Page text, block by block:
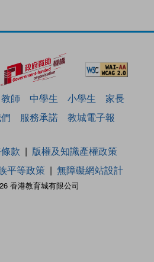
教師 中學生 小學生
家長
服務承諾 教城電子報
香港教育城有限公司
款
版權及知識產權政策
平等政策 無障礙網站設計